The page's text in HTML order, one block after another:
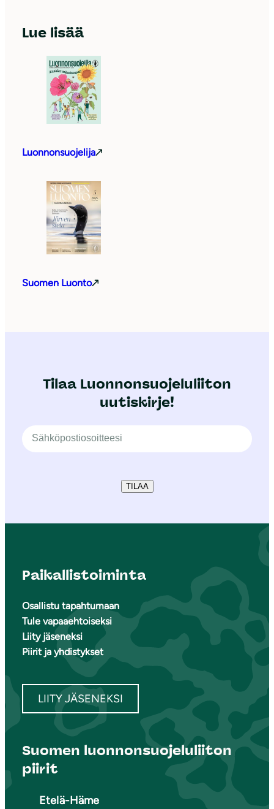
Lue lisää
Luonnonsuojelija
Suomen Luonto
Tilaa Luonnonsuojeluliiton
uutiskirje!
TILAA
Paikallistoiminta
Osallistu tapahtumaan
Tule vapaaehtoiseksi
Liity jäseneksi
Piirit ja yhdistykset
LIITY JÄSENEKSI
Suomen luonnonsuojeluliiton
piirit
Etelä-Häme